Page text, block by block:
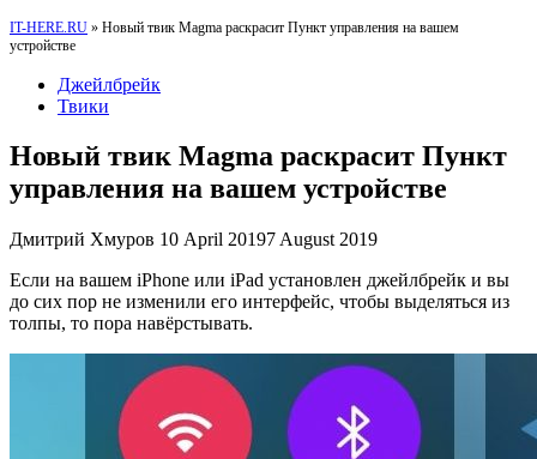
IT-HERE.RU » Новый твик Magma раскрасит Пункт управления на вашем
устройстве
Джейлбрейк
Твики
Новый твик Magma раскрасит Пункт
управления на вашем устройстве
Дмитрий Хмуров 10 April 20197 August 2019
Если на вашем iPhone или iPad установлен джейлбрейк и вы
до сих пор не изменили его интерфейс, чтобы выделяться из
толпы, то пора навёрстывать.